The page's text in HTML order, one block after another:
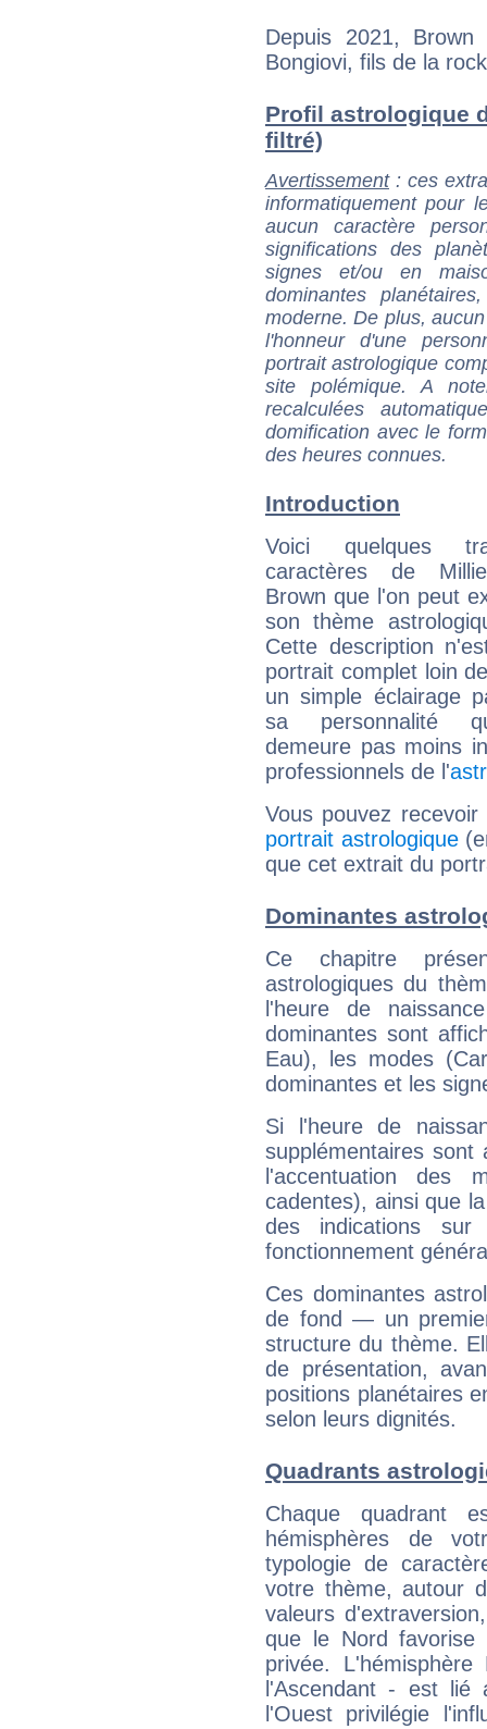
Depuis 2021,
Bongiovi, fils de la
Profil astrologique
filtré)
Avertissement: ces
informatiquement pour
aucun caractère
significations des
signes et/ou en
dominantes
moderne. De plus,
l'honneur d'une
portrait astrologique
site polémique. A
recalculées
domification avec le
des heures connues.
Introduction
Voici quelques
caractères de
Brown que l'on peut
son thème
Cette description
portrait complet loin
un simple éclairage
sa personnalité
demeure pas moins
professionnels de l'
Vous pouvez
portrait astrologique
que cet extrait du
Dominantes
Ce chapitre
astrologiques du
l'heure de
dominantes sont
Eau), les modes
dominantes et les
Si l'heure de
supplémentaires sont
l'accentuation des
cadentes), ainsi que
des indications sur
fonctionnement
Ces dominantes
de fond — un
structure du thème.
de présentation,
positions planétaires
selon leurs dignités.
Quadrants
Chaque quadrant
hémisphères de
typologie de
votre thème, autour
valeurs
que le Nord favorise
privée.
l'Ascendant - est
l'Ouest privilégie